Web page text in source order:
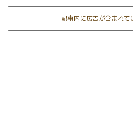
記事内に広告が含まれて